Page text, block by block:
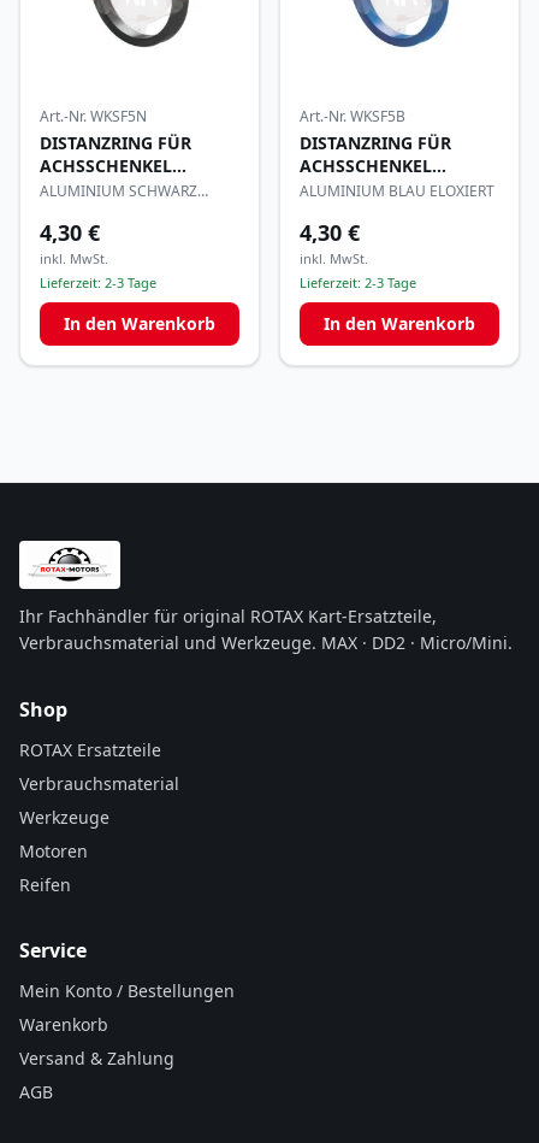
Art.-Nr.WKSF5N
DISTANZRING FÜR
ACHSSCHENKEL
25x5mm
ALUMINIUM SCHWARZ
4,30 €
inkl. MwSt.
Lieferzeit: 2-3 Tage
In den Warenkorb
Art.-Nr.WKSF5B
DISTANZRING FÜR
ACHSSCHENKEL
25x5mm
ALUMINIUM BLAU ELOXIERT
4,30 €
inkl. MwSt.
Lieferzeit: 2-3 Tage
In den Warenkorb
Ihr Fachhändler für original ROTAX Kart-Ersatzteile,
Verbrauchsmaterial und Werkzeuge. MAX · DD2 · Micro/Mini.
Shop
ROTAX Ersatzteile
Verbrauchsmaterial
Werkzeuge
Motoren
Reifen
Service
Mein Konto / Bestellungen
Warenkorb
Versand & Zahlung
AGB